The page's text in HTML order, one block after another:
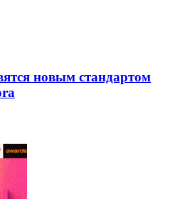
новым стандартом